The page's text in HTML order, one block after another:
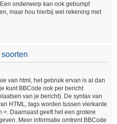
onderwerp kan ook gebumpt
maar hou hierbij wel rekening met
van html, het gebruik ervan is al dan
kunt BBCode ook per bericht
van je bericht). De syntax van
HTML, tags worden tussen vierkante
>. Daarnaast geeft het een grotere
Meer informatie omtrent BBCode